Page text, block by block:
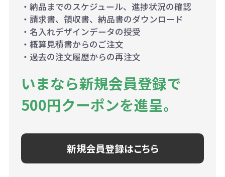
・納品までのスケジュール、進捗状況の確認
・請求書、領収書、納品書のダウンロード
・名入れデザインデータの授受
・概算見積書からのご注文
・過去の注文履歴からの再注文
いまなら新規会員登録で
500円クーポンを進呈。
新規会員登録はこちら